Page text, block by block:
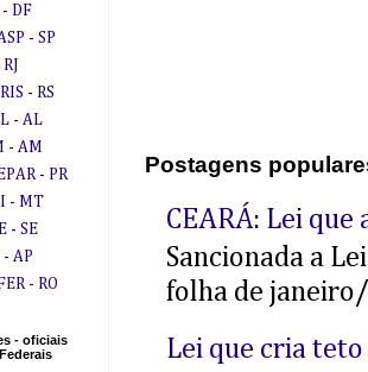
Postagens
CEARÁ: Lei
Sancionada a
folha de
Lei que cria
- DF
- SP
- RS
- AL
- AM
- PR
- MT
- SE
- AP
- RO
- oficiais